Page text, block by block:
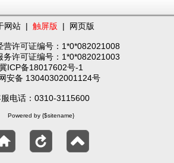
网站 | 触屏版 | 网页版
营许可证编号：1*0*082021008
务许可证编号：1*0*082021003
ICP备18017602号-1
安备 13040302001124号
电话：0310-3115600
Powered by {$sitename}